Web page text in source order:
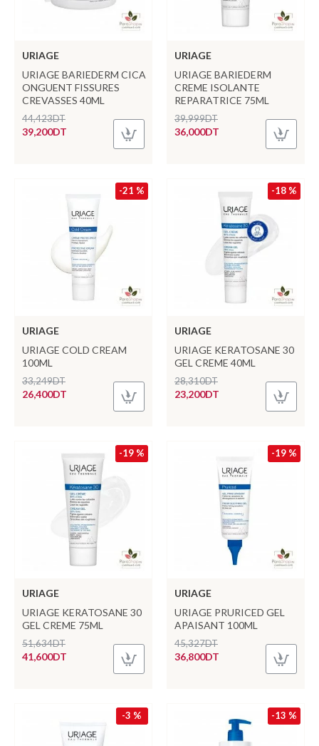
URIAGE
URIAGE BARIEDERM CICA
ONGUENT FISSURES
CREVASSES 40ML
39,200DT
44,423DT
URIAGE
URIAGE BARIEDERM
CREME ISOLANTE
REPARATRICE 75ML
36,000DT
39,999DT
-21 %
URIAGE
URIAGE COLD CREAM
100ML
26,400DT
33,249DT
-18 %
URIAGE
URIAGE KERATOSANE 30
GEL CREME 40ML
23,200DT
28,310DT
-19 %
URIAGE
URIAGE KERATOSANE 30
GEL CREME 75ML
41,600DT
51,634DT
-19 %
URIAGE
URIAGE PRURICED GEL
APAISANT 100ML
36,800DT
45,327DT
-3 % -13 %